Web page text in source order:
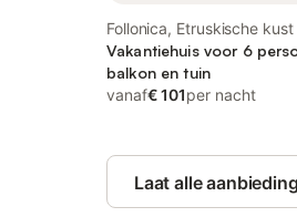
Follonica, Etruskische kust
Vakantiehuis voor 6
balkon en tuin
vanaf€ 101per nacht
Laat alle